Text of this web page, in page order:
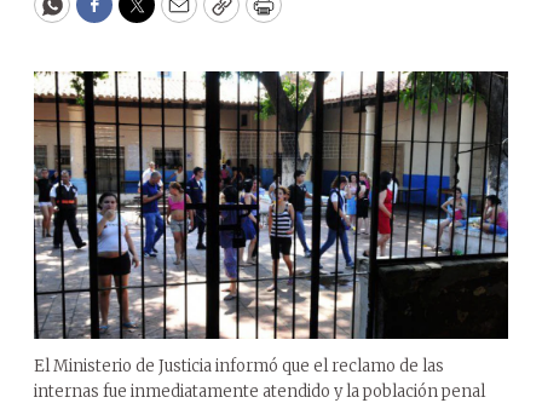
WhatsApp
Facebook
Twitter
EmailCopyPrint
El Ministerio de Justicia informó que el reclamo de las
internas fue inmediatamente atendido y la población penal